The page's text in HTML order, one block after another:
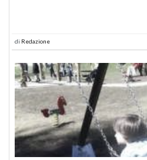
di Redazione